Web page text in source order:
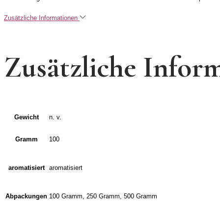
Zusätzliche Informationen
Zusätzliche
Gewicht n. v.
Gramm 100
aromatisiert aromatisiert
Abpackungen 100 Gramm, 250 Gramm, 500 Gramm